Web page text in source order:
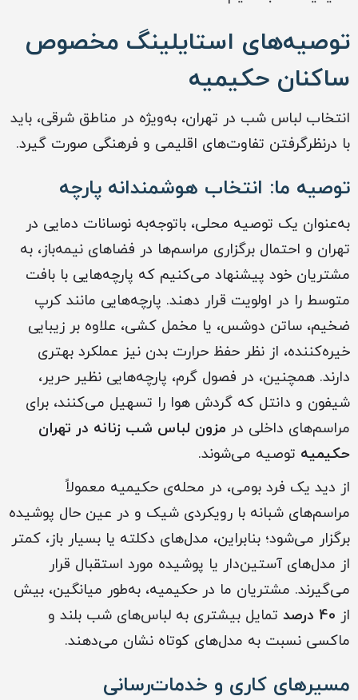
توصیه‌های استایلینگ مخصوص
ساکنان حکیمیه
انتخاب لباس شب در تهران، به‌ویژه در مناطق شرقی، باید
با درنظرگرفتن تفاوت‌های اقلیمی و فرهنگی صورت گیرد.
توصیه ما: انتخاب هوشمندانه پارچه
به‌عنوان یک توصیه محلی، باتوجه‌به نوسانات دمایی در
تهران و احتمال برگزاری مراسم‌ها در فضاهای نیمه‌باز، به
مشتریان خود پیشنهاد می‌کنیم که پارچه‌هایی با بافت
متوسط را در اولویت قرار دهند. پارچه‌هایی مانند کرپ
ضخیم، ساتن دوشس، یا مخمل کشی، علاوه بر زیبایی
خیره‌کننده، از نظر حفظ حرارت بدن نیز عملکرد بهتری
دارند. همچنین، در فصول گرم، پارچه‌هایی نظیر حریر،
شیفون و دانتل که گردش هوا را تسهیل می‌کنند، برای
مراسم‌های داخلی در مزون لباس شب زنانه در تهران
حکیمیه توصیه می‌شوند.
از دید یک فرد بومی، در محله‌ی حکیمیه معمولاً
مراسم‌های شبانه با رویکردی شیک و در عین حال پوشیده
برگزار می‌شود؛ بنابراین، مدل‌های دکلته یا بسیار باز، کمتر
از مدل‌های آستین‌دار یا پوشیده مورد استقبال قرار
می‌گیرند. مشتریان ما در حکیمیه، به‌طور میانگین، بیش
از 40 درصد
تمایل بیشتری به لباس‌های شب بلند و
ماکسی نسبت به مدل‌های کوتاه نشان می‌دهند.
مسیرهای کاری و خدمات‌رسانی